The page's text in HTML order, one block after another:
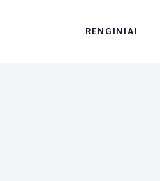
RENGINIAI